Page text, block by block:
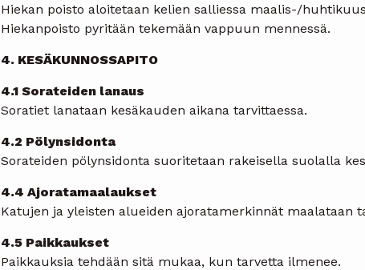
Hiekan poisto aloitetaan kelien salliessa maalis-/
Hiekanpoisto pyritään tekemään vappuun mennessä.
4. KESÄKUNNOSSAPITO
4.1 Sorateiden lanaus
Soratiet lanataan kesäkauden aikana tarvittaessa.
4.2 Pölynsidonta
Sorateiden pölynsidonta suoritetaan rakeisella suolalla
4.4 Ajoratamaalaukset
Katujen ja yleisten alueiden ajoratamerkinnät maalataan
4.5 Paikkaukset
Paikkauksia tehdään sitä mukaa, kun tarvetta ilmenee.